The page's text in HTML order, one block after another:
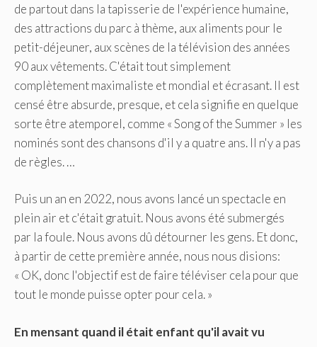
de partout dans la tapisserie de l'expérience humaine,
des attractions du parc à thème, aux aliments pour le
petit-déjeuner, aux scènes de la télévision des années
90 aux vêtements. C'était tout simplement
complètement maximaliste et mondial et écrasant. Il est
censé être absurde, presque, et cela signifie en quelque
sorte être atemporel, comme « Song of the Summer » les
nominés sont des chansons d'il y a quatre ans. Il n'y a pas
de règles. …
Puis un an en 2022, nous avons lancé un spectacle en
plein air et c'était gratuit. Nous avons été submergés
par la foule. Nous avons dû détourner les gens. Et donc,
à partir de cette première année, nous nous disions:
« OK, donc l'objectif est de faire téléviser cela pour que
tout le monde puisse opter pour cela. »
En mensant quand il était enfant qu'il avait vu